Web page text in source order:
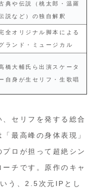
典や伝説（桃太郎・温羅
説など）の独自解釈
全オリジナル脚本による
ランド・ミュージカル
橋大輔氏ら出演スケータ
自身が生セリフ・生歌唱
セリフを発する総合
最高峰の身体表現」
ロが担って超絶シン
チです。原作のキャ
う、2.5次元IPとし